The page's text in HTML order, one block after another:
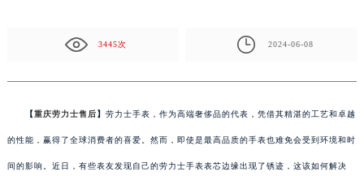
3445次 2024-06-08
【重庆劳力士售后】 劳力士手表，作为高端奢侈品的代表，凭借其精湛的工艺和卓越
的性能，赢得了全球消费者的喜爱。然而，即使是最高品质的手表也难免会受到环境和时
间的影响。近日，有些表友发现自己的劳力士手表表芯边缘出现了锈迹，这该如何解决